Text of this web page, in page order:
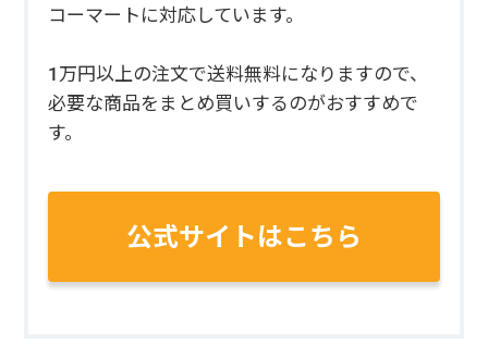
コーマートに対応しています。
1万円以上の注文で送料無料になりますので、
必要な商品をまとめ買いするのがおすすめで
す。
公式サイトはこちら